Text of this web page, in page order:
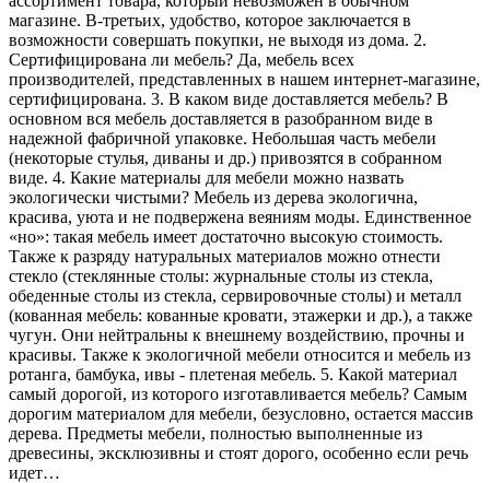
магазине. В-третьих, удобство, которое заключается в
возможности совершать покупки, не выходя из дома. 2.
Сертифицирована ли мебель? Да, мебель всех
производителей, представленных в нашем интернет-магазине,
сертифицирована. 3. В каком виде доставляется мебель? В
основном вся мебель доставляется в разобранном виде в
надежной фабричной упаковке. Небольшая часть мебели
(некоторые стулья, диваны и др.) привозятся в собранном
виде. 4. Какие материалы для мебели можно назвать
экологически чистыми? Мебель из дерева экологична,
красива, уюта и не подвержена веяниям моды. Единственное
«но»: такая мебель имеет достаточно высокую стоимость.
Также к разряду натуральных материалов можно отнести
стекло (стеклянные столы: журнальные столы из стекла,
обеденные столы из стекла, сервировочные столы) и металл
(кованная мебель: кованные кровати, этажерки и др.), а также
чугун. Они нейтральны к внешнему воздействию, прочны и
красивы. Также к экологичной мебели относится и мебель из
ротанга, бамбука, ивы - плетеная мебель. 5. Какой материал
самый дорогой, из которого изготавливается мебель? Самым
дорогим материалом для мебели, безусловно, остается массив
дерева. Предметы мебели, полностью выполненные из
древесины, эксклюзивны и стоят дорого, особенно если речь
идет…